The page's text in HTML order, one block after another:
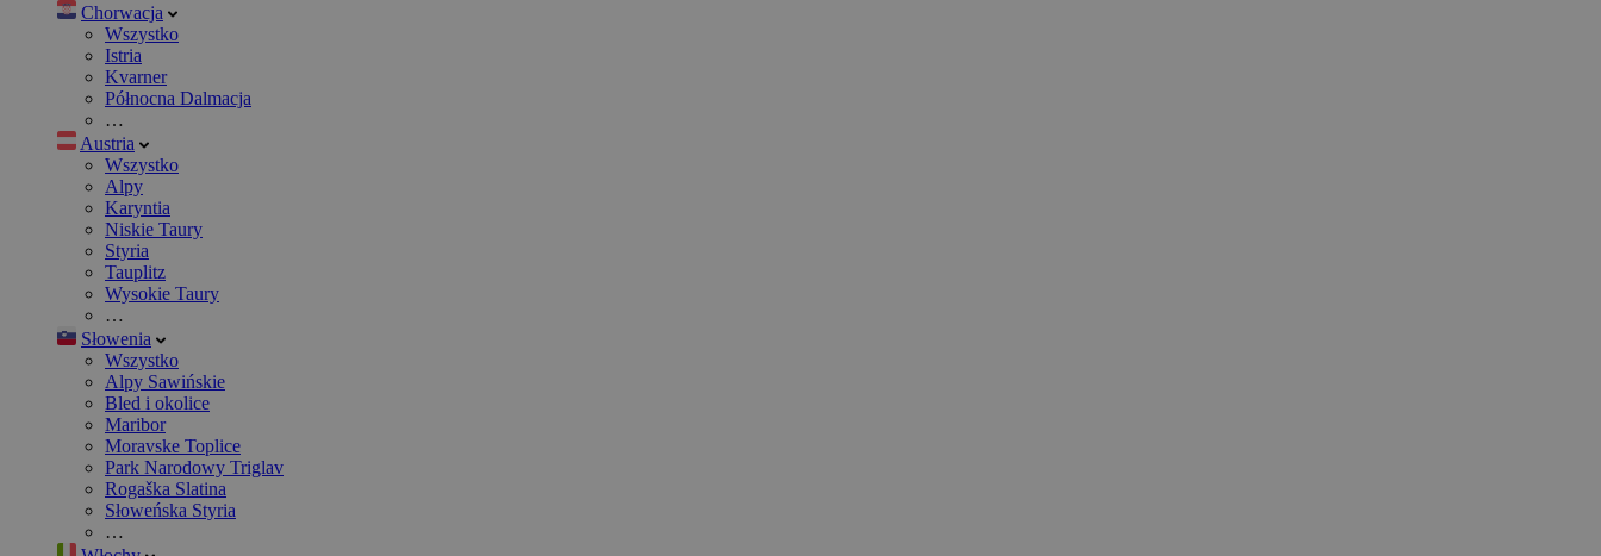
Chorwacja
Wszystko
Istria
Kvarner
Północna Dalmacja
…
Austria
Wszystko
Alpy
Karyntia
Niskie Taury
Styria
Tauplitz
Wysokie Taury
…
Słowenia
Wszystko
Alpy Sawińskie
Bled i okolice
Maribor
Moravske Toplice
Park Narodowy Triglav
Rogaška Slatina
Słoweńska Styria
…